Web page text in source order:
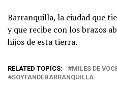
Barranquilla, la ciudad que
y que recibe con los brazos
hijos de esta tierra.
RELATED TOPICS: MILES DE
SOYFANDEBARRANQUILLA